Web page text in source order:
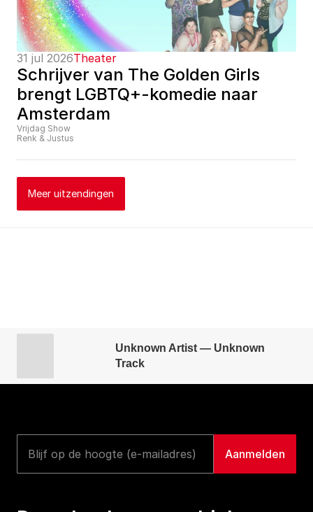
31 jul 2026Theater
Schrijver van The Golden Girls
brengt LGBTQ+-komedie naar
Amsterdam
Vrijdag Show
Renk & Justus
Meer uitzendingen
Unknown Artist — Unknown
Track